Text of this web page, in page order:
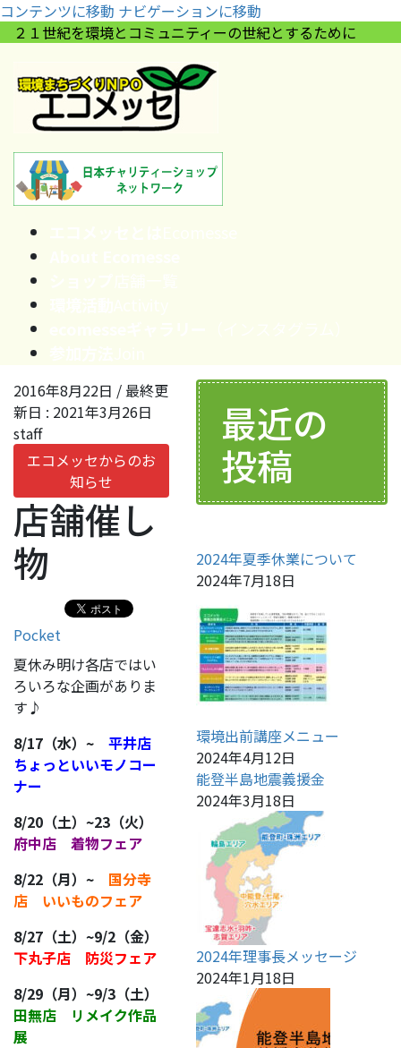
コンテンツに移動 ナビゲーションに移動
２１世紀を環境とコミュニティーの世紀とするために
2016年8月22日 / 最終更
新日 : 2021年3月26日
staff
エコメッセからのお
知らせ
店舗催し
物
Pocket
夏休み明け各店ではい
ろいろな企画がありま
す♪
8/17（水）~ 平井店
ちょっといいモノコー
ナー
8/20（土）~23（火）
府中店 着物フェア
8/22（月）~ 国分寺
店 いいものフェア
8/27（土）~9/2（金）
下丸子店 防災フェア
8/29（月）~9/3（土）
田無店 リメイク作品
展
最近の
投稿
2024年夏季休業について
2024年7月18日
環境出前講座メニュー
2024年4月12日
能登半島地震義援金
2024年3月18日
2024年理事長メッセージ
2024年1月18日